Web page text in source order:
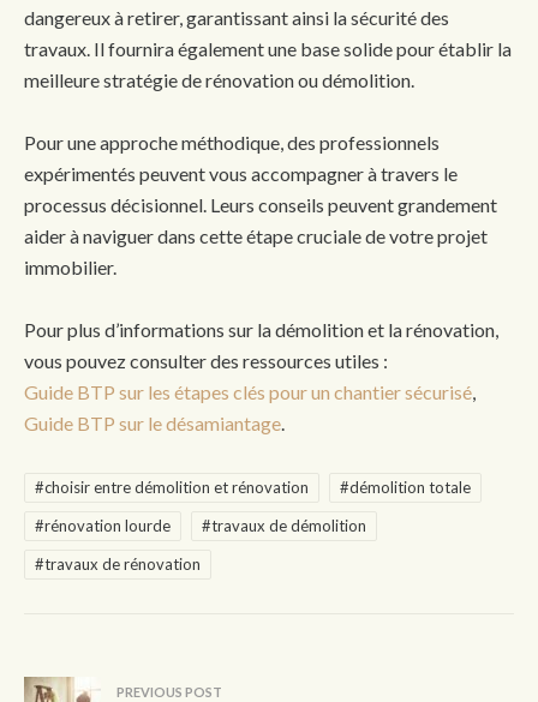
dangereux à retirer, garantissant ainsi la sécurité des
travaux. Il fournira également une base solide pour établir la
meilleure stratégie de rénovation ou démolition.
Pour une approche méthodique, des professionnels
expérimentés peuvent vous accompagner à travers le
processus décisionnel. Leurs conseils peuvent grandement
aider à naviguer dans cette étape cruciale de votre projet
immobilier.
Pour plus d’informations sur la démolition et la rénovation,
vous pouvez consulter des ressources utiles :
Guide BTP sur les étapes clés pour un chantier sécurisé,
Guide BTP sur le désamiantage.
#choisir entre démolition et rénovation
#démolition totale
#rénovation lourde
#travaux de démolition
#travaux de rénovation
PREVIOUS POST